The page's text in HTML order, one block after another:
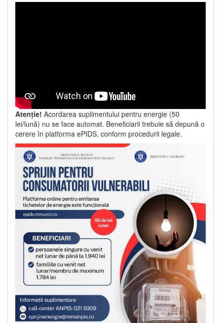
Atenție! Acordarea suplimentului pentru energie (50
lei/lună) nu se face automat. Beneficiarii trebuie să depună o
cerere în platforma ePIDS, conform procedurii legale.